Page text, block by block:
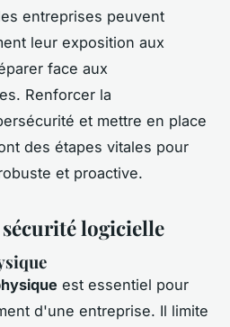
entreprises peuvent
leur exposition aux
face aux
Renforcer la
et mettre en place
des étapes vitales pour
et proactive.
logicielle
est essentiel pour
d'une entreprise. Il limite